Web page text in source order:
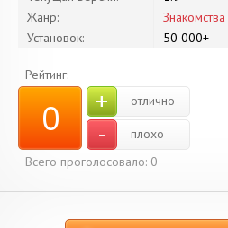
Жанр:
Знакомства
Установок:
50 000+
Рейтинг:
0 + отлично
-
плохо
Всего проголосовало: 0